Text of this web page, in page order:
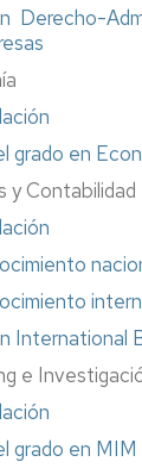
Derecho-
grado en
y Contabilidad
International
e
grado en MIM